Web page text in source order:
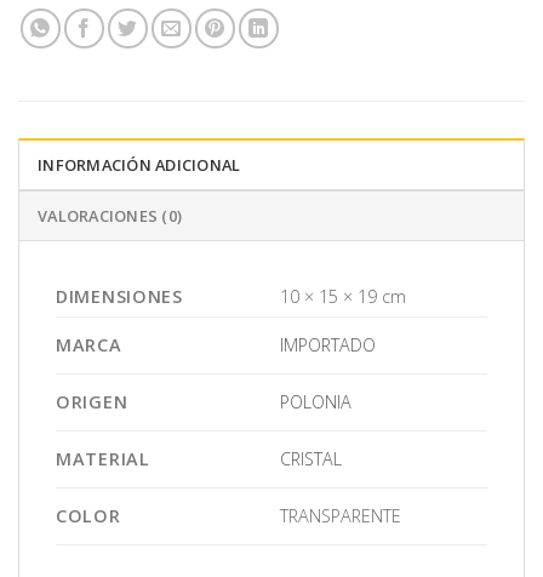
INFORMACIÓN ADICIONAL
VALORACIONES (0)
DIMENSIONES 10 × 15 × 19 cm
MARCA IMPORTADO
ORIGEN POLONIA
MATERIAL CRISTAL
COLOR TRANSPARENTE